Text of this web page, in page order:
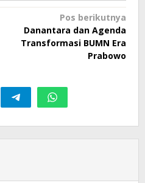
Pos berikutnya
Danantara dan Agenda
Transformasi BUMN Era
Prabowo